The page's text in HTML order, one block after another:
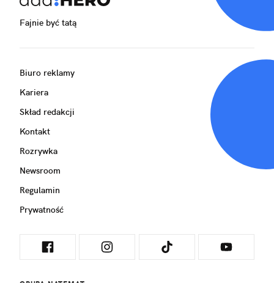
Fajnie być tatą
Biuro reklamy
Kariera
Skład redakcji
Kontakt
Rozrywka
Newsroom
Regulamin
Prywatność